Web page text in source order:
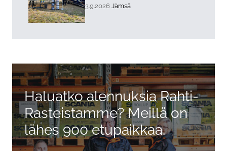
, Tapahtuman päiväys:
3.9.2026 Sijainti:
Jämsä
Haluatko alennuksia Rahti-
Rasteistamme? Meillä on
lähes 900 etupaikkaa.